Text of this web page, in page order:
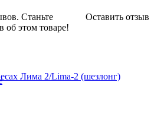
Оставить отзыв
Станьте
об этом товаре!